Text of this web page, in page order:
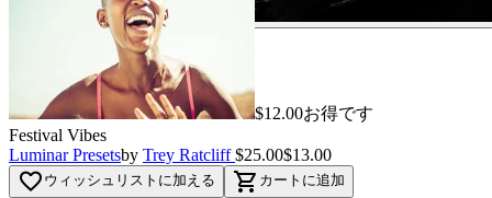
$12.00お得です
Festival Vibes
Luminar Presetsby Trey Ratcliff$25.00$13.00
favorite_border ウィッシュリストに加える shopping_cart カートに追加